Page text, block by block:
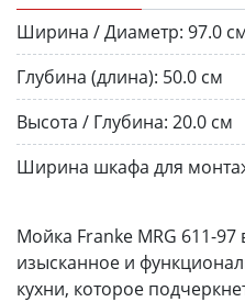
Ширина / Диаметр: 97.0
Глубина (длина): 50.0 см
Высота / Глубина: 20.0 см
Ширина шкафа для
Мойка Franke MRG 611-97
изысканное и
кухни, которое